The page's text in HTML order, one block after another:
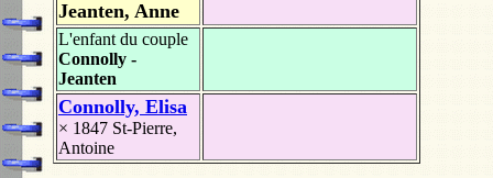
Jeanten, Anne
L'enfant du couple
Connolly -
Jeanten
Connolly, Elisa
× 1847 St-Pierre,
Antoine